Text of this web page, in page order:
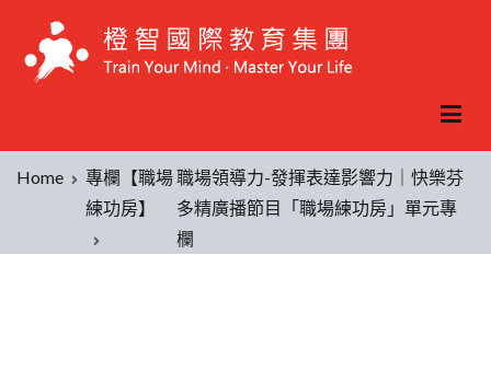
Home
專欄【職場
練功房】
職場領導力-發揮表達影響力｜快樂芬
多精廣播節目「職場練功房」單元專
欄